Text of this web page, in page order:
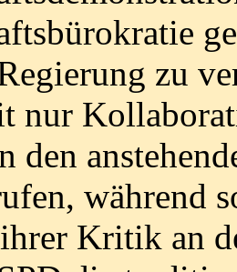
zu
nur
den
während
Kritik an